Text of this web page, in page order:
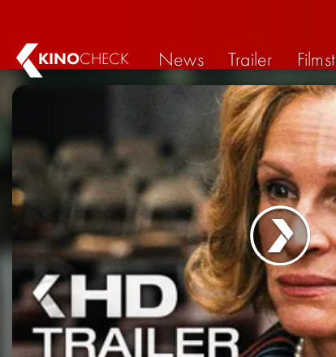
KINOCHECK News Trailer